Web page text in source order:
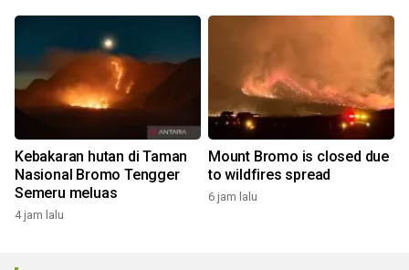
Kebakaran hutan di Taman
Nasional Bromo Tengger
Semeru meluas
4 jam lalu
Mount Bromo is closed due
to wildfires spread
6 jam lalu